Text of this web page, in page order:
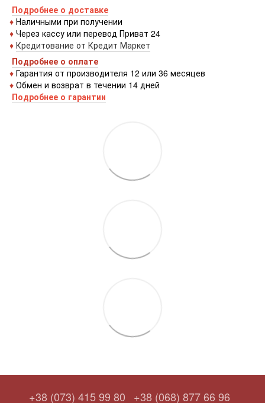
Подробнее о доставке
♦ Наличными при получении
♦ Через кассу или перевод Приват 24
♦ Кредитование от Кредит Маркет
Подробнее о оплате
♦ Гарантия от производителя 12 или 36 месяцев
♦ Обмен и возврат в течении 14 дней
Подробнее о гарантии
+38 (073) 415 99 80 +38 (068) 877 66 96